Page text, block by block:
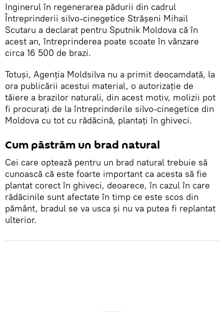
Inginerul în regenerarea pădurii din cadrul
Întreprinderii silvo-cinegetice Strășeni Mihail
Scutaru a declarat pentru Sputnik Moldova că în
acest an, întreprinderea poate scoate în vânzare
circa 16 500 de brazi.
Totuși, Agenția Moldsilva nu a primit deocamdată, la
ora publicării acestui material, o autorizație de
tăiere a brazilor naturali, din acest motiv, molizii pot
fi procurați de la întreprinderile silvo-cinegetice din
Moldova cu tot cu rădăcină, plantați în ghiveci.
Cum păstrăm un brad natural
Cei care optează pentru un brad natural trebuie să
cunoască că este foarte important ca acesta să fie
plantat corect în ghiveci, deoarece, în cazul în care
rădăcinile sunt afectate în timp ce este scos din
pământ, bradul se va usca și nu va putea fi replantat
ulterior.